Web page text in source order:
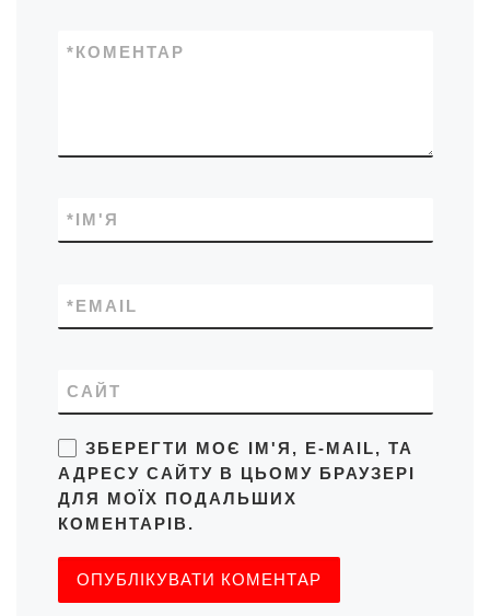
КОМЕНТАР
*
ІМ'Я
*
EMAIL
*
САЙТ
ЗБЕРЕГТИ МОЄ ІМ'Я, E-MAIL, ТА
АДРЕСУ САЙТУ В ЦЬОМУ БРАУЗЕРІ
ДЛЯ МОЇХ ПОДАЛЬШИХ
КОМЕНТАРІВ.